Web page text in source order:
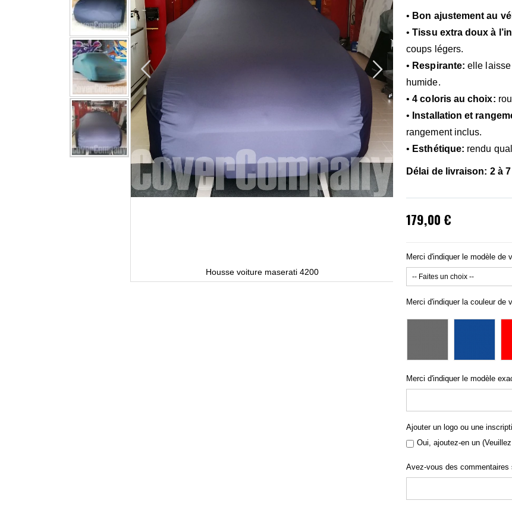
Housse voiture maserati 4200
• Bon ajustement au
• Tissu extra doux à
coups légers.
• Respirante: elle laisse
humide.
•4 coloris au choix:
• Installation et
rangement inclus.
• Esthétique: rendu
Délai de livraison: 2 à
179,00 €
Merci d'indiquer le modèle de
Merci d'indiquer la couleur de
Merci d'indiquer le modèle
Ajouter un logo ou une
Oui, ajoutez-en un
Avez-vous des commentaires